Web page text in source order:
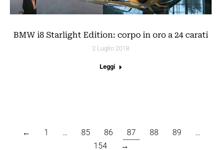
BMW i8 Starlight Edition: corpo in oro a 24 carati
2 Luglio 2018
Leggi
← 1 … 85 86 87 88 89
…
154
→